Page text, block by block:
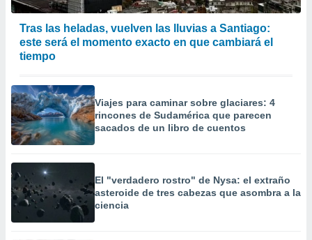
Tras las heladas, vuelven las lluvias a Santiago:
este será el momento exacto en que cambiará el
tiempo
Viajes para caminar sobre glaciares: 4
rincones de Sudamérica que parecen
sacados de un libro de cuentos
El "verdadero rostro" de Nysa: el extraño
asteroide de tres cabezas que asombra a la
ciencia